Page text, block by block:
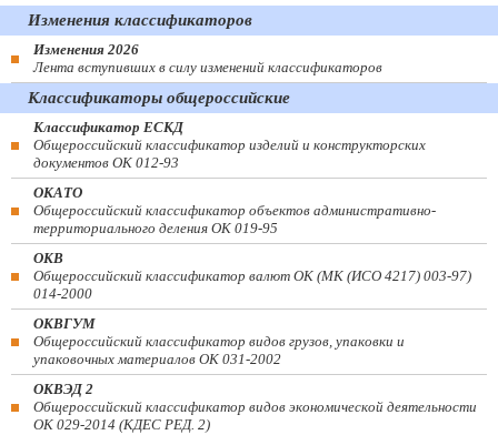
Изменения классификаторов
Изменения 2026
Лента вступивших в силу изменений классификаторов
Классификаторы общероссийские
Классификатор ЕСКД
Общероссийский классификатор изделий и конструкторских
документов ОК 012-93
ОКАТО
Общероссийский классификатор объектов административно-
территориального деления ОК 019-95
ОКВ
Общероссийский классификатор валют ОК (МК (ИСО 4217) 003-97)
014-2000
ОКВГУМ
Общероссийский классификатор видов грузов, упаковки и
упаковочных материалов ОК 031-2002
ОКВЭД 2
Общероссийский классификатор видов экономической деятельности
ОК 029-2014 (КДЕС РЕД. 2)